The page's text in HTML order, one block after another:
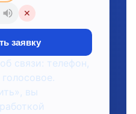
✕
заявку
связи: телефон,
вы